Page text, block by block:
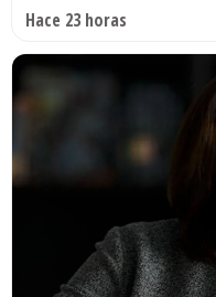
Hace 23 horas